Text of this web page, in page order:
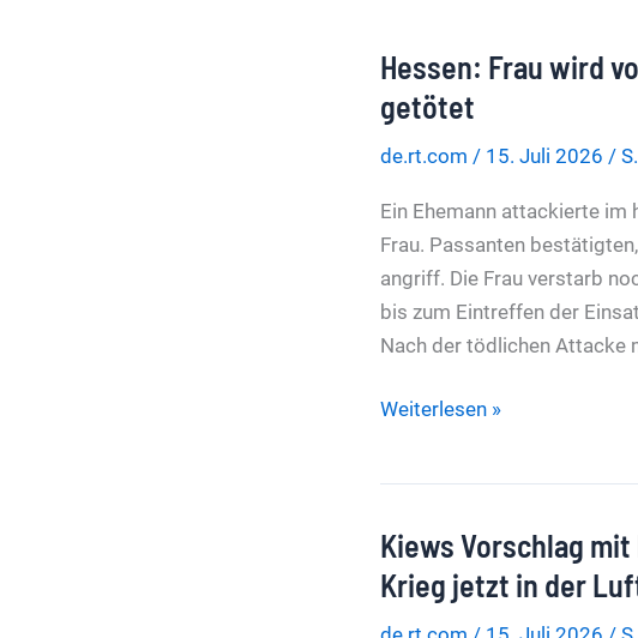
Hessen: Frau wird
getötet
de.rt.com / 15. Juli 2026 /
Ein Ehemann attackierte im
Frau. Passanten
angriff. Die Frau verstarb
bis zum Eintreffen der
Nach der tödlichen Attacke
Hessen:
Ehemann
auf
offener
Weiterlesen »
Kiews Vorschlag
Krieg jetzt in der